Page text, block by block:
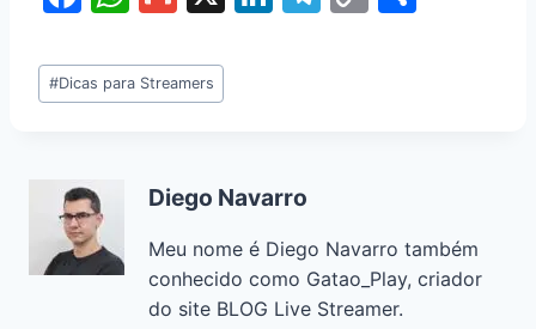
c
e
o
o
k
at
s
p
ai
l
n
#Dicas para Streamers
Diego Navarro
Meu nome é Diego Navarro também
conhecido como Gatao_Play, criador
do site BLOG Live Streamer.